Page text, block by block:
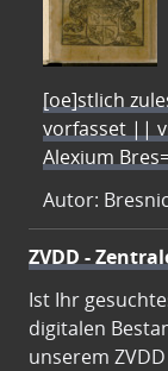
[oe]stlich
vorfasset ||
Alexium
Autor:
ZVDD -
Ist Ihr
digitalen
unserem